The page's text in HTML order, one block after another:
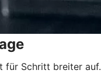
für Schritt breiter auf.